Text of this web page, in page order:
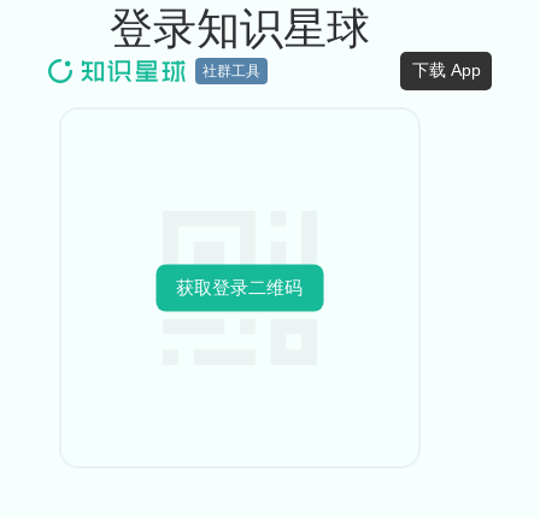
社群工具 下载 App
登录知识星球
获取登录二维码